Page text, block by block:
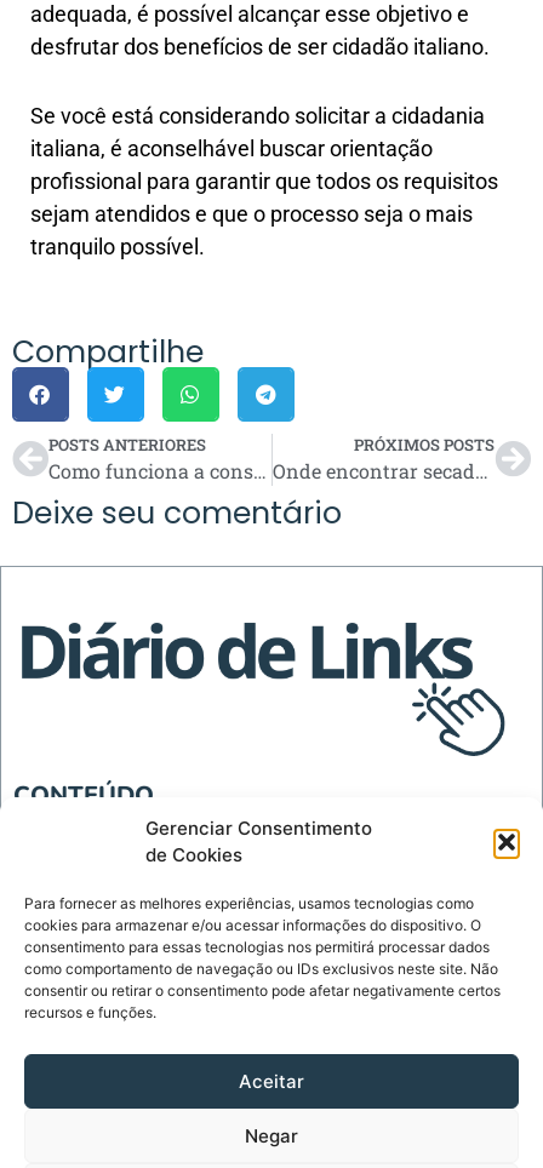
Gerenciar Consentimento
de Cookies
Para fornecer as melhores experiências, usamos tecnologias como
cookies para armazenar e/ou acessar informações do dispositivo. O
consentimento para essas tecnologias nos permitirá processar dados
como comportamento de navegação ou IDs exclusivos neste site. Não
consentir ou retirar o consentimento pode afetar negativamente certos
recursos e funções.
Aceitar
Negar
adequada, é possível alcançar esse objetivo e
desfrutar dos benefícios de ser cidadão italiano.
Se você está considerando solicitar a cidadania
italiana, é aconselhável buscar orientação
profissional para garantir que todos os requisitos
sejam atendidos e que o processo seja o mais
tranquilo possível.
Compartilhe
POSTS ANTERIORES
Como funciona a consultoria empresarial em Campinas e a gestão interina?
PRÓXIMOS POSTS
Onde encontrar secador de mãos elétrico para banheiro?
Deixe seu comentário
CONTEÚDO
INSTITUCIONAL
Página Inicial
Política de Privacidade
Termos de Uso
Sobre